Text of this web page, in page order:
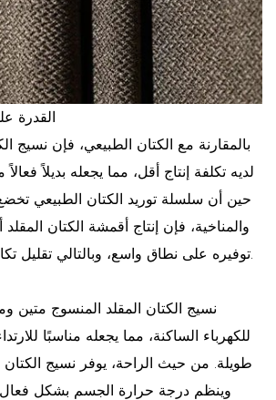
2.
بالمقارنة مع الكتان الطبيعي، فإن نسيج
لديه تكلفة إنتاج أقل، مما يجعله بديلاً
حين أن سلسلة توريد الكتان الطبيعي
والمناخية، فإن إنتاج أقمشة الكتان
توفيره على نطاق واسع، وبالتالي تقليل تكاليف الإنتاج الإجمالية.
نسيج الكتان المقلد المنسوج متين
للكهرباء الساكنة، مما يجعله مناسبًا
طويلة. من حيث الراحة، يوفر نسيج الكتان
وينظم درجة حرارة الجسم بشكل فعال،